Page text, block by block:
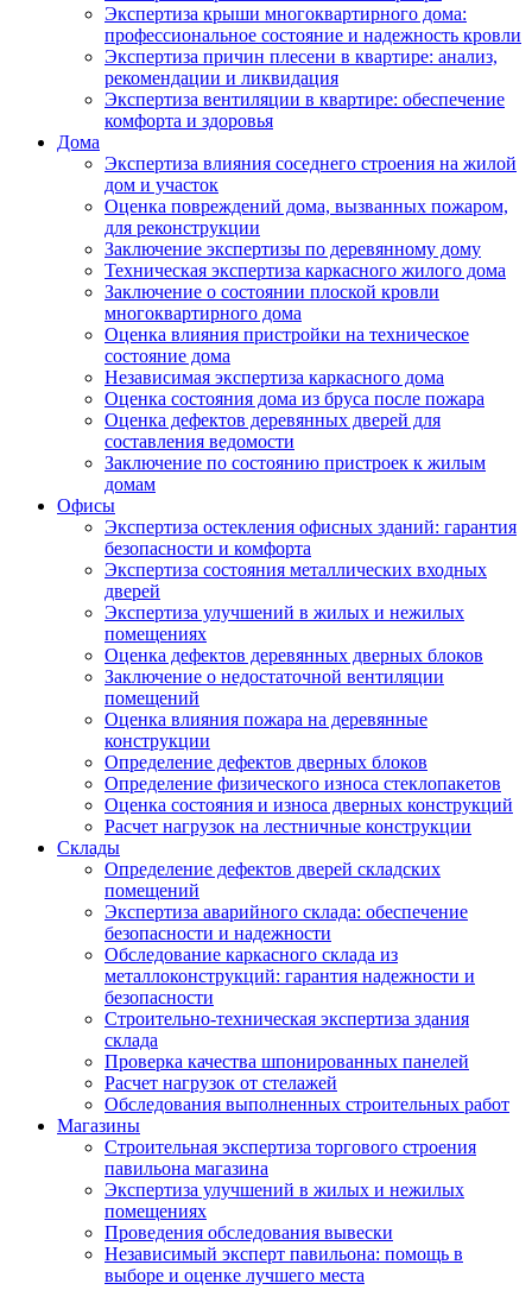
Экспертиза крыши многоквартирного дома:
профессиональное состояние и надежность кровли
Экспертиза причин плесени в квартире: анализ,
рекомендации и ликвидация
Экспертиза вентиляции в квартире: обеспечение
комфорта и здоровья
Дома
Экспертиза влияния соседнего строения на жилой
дом и участок
Оценка повреждений дома, вызванных пожаром,
для реконструкции
Заключение экспертизы по деревянному дому
Техническая экспертиза каркасного жилого дома
Заключение о состоянии плоской кровли
многоквартирного дома
Оценка влияния пристройки на техническое
состояние дома
Независимая экспертиза каркасного дома
Оценка состояния дома из бруса после пожара
Оценка дефектов деревянных дверей для
составления ведомости
Заключение по состоянию пристроек к жилым
домам
Офисы
Экспертиза остекления офисных зданий: гарантия
безопасности и комфорта
Экспертиза состояния металлических входных
дверей
Экспертиза улучшений в жилых и нежилых
помещениях
Оценка дефектов деревянных дверных блоков
Заключение о недостаточной вентиляции
помещений
Оценка влияния пожара на деревянные
конструкции
Определение дефектов дверных блоков
Определение физического износа стеклопакетов
Оценка состояния и износа дверных конструкций
Расчет нагрузок на лестничные конструкции
Склады
Определение дефектов дверей складских
помещений
Экспертиза аварийного склада: обеспечение
безопасности и надежности
Обследование каркасного склада из
металлоконструкций: гарантия надежности и
безопасности
Строительно-техническая экспертиза здания
склада
Проверка качества шпонированных панелей
Расчет нагрузок от стелажей
Обследования выполненных строительных работ
Магазины
Строительная экспертиза торгового строения
павильона магазина
Экспертиза улучшений в жилых и нежилых
помещениях
Проведения обследования вывески
Независимый эксперт павильона: помощь в
выборе и оценке лучшего места